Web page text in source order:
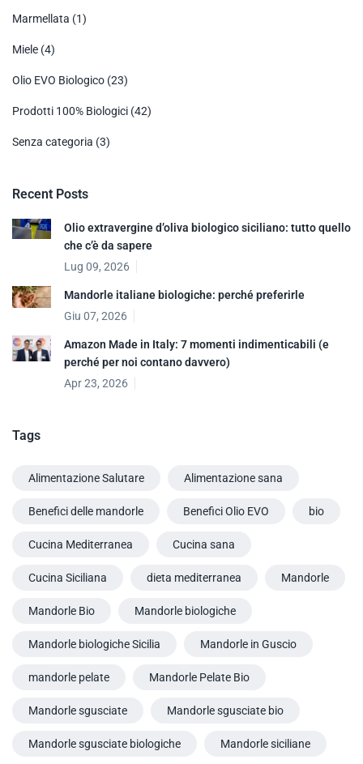
Marmellata (1)
Miele (4)
Olio EVO Biologico (23)
Prodotti 100% Biologici (42)
Senza categoria (3)
Recent Posts
Olio extravergine d’oliva biologico siciliano: tutto quello
che c’è da sapere
Lug 09, 2026
Mandorle italiane biologiche: perché preferirle
Giu 07, 2026
Amazon Made in Italy: 7 momenti indimenticabili (e
perché per noi contano davvero)
Apr 23, 2026
Tags
Alimentazione Salutare Alimentazione sana
Benefici delle mandorle Benefici Olio EVO bio
Cucina Mediterranea Cucina sana
Cucina Siciliana dieta mediterranea Mandorle
Mandorle Bio Mandorle biologiche
Mandorle biologiche Sicilia Mandorle in Guscio
mandorle pelate Mandorle Pelate Bio
Mandorle sgusciate Mandorle sgusciate bio
Mandorle sgusciate biologiche Mandorle siciliane